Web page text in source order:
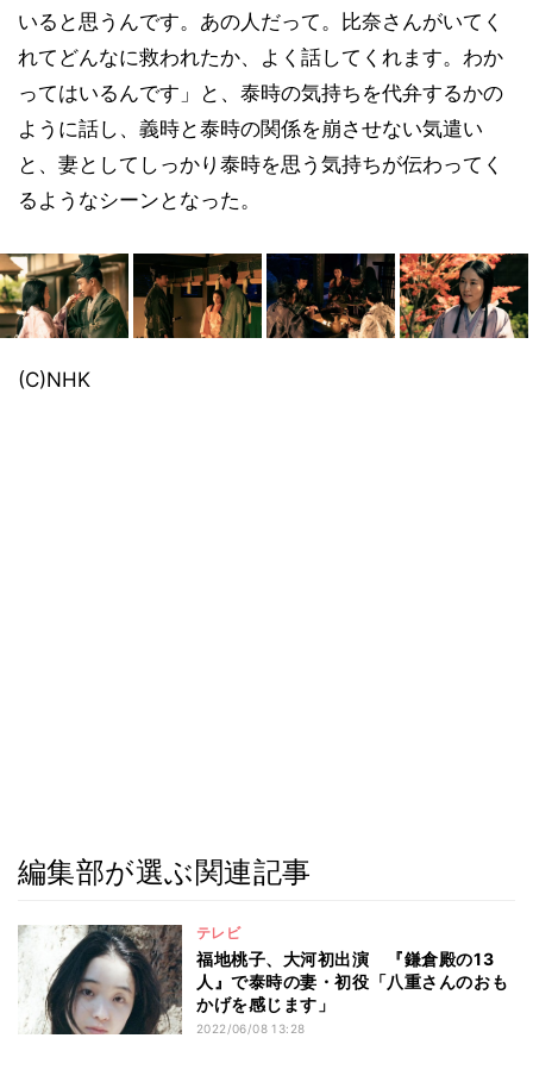
いると思うんです。あの人だって。比奈さんがいてく
れてどんなに救われたか、よく話してくれます。わか
ってはいるんです」と、泰時の気持ちを代弁するかの
ように話し、義時と泰時の関係を崩させない気遣い
と、妻としてしっかり泰時を思う気持ちが伝わってく
るようなシーンとなった。
(C)NHK
編集部が選ぶ関連記事
テレビ
福地桃子、大河初出演 『鎌倉殿の13
人』で泰時の妻・初役「八重さんのおも
かげを感じます」
2022/06/08 13:28